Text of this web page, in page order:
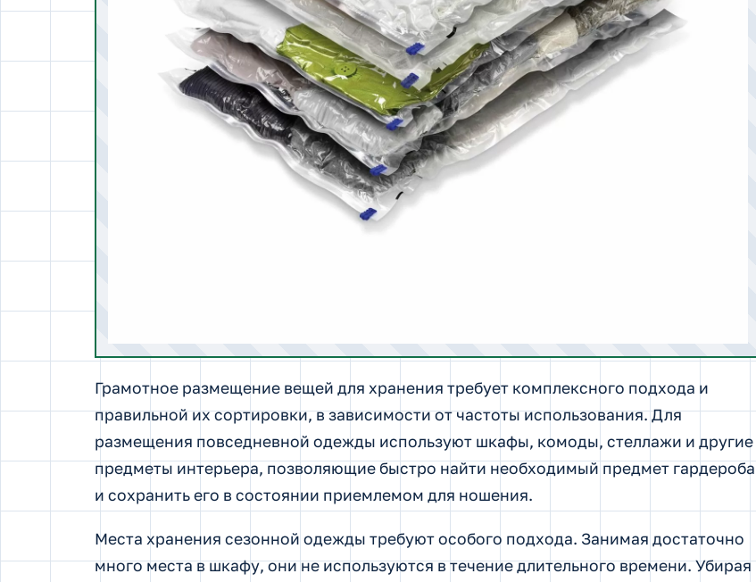
Грамотное размещение вещей для хранения требует комплексного подхода и
правильной их сортировки, в зависимости от частоты использования. Для
размещения повседневной одежды используют шкафы, комоды, стеллажи и другие
предметы интерьера, позволяющие быстро найти необходимый предмет гардероба
и сохранить его в состоянии приемлемом для ношения.
Места хранения сезонной одежды требуют особого подхода. Занимая достаточно
много места в шкафу, они не используются в течение длительного времени. Убирая